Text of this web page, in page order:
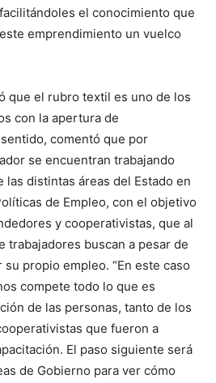
el conocimiento que
emprendimiento un vuelco
que el rubro textil es uno de los
con la apertura de
comentó que por
se encuentran trabajando
distintas áreas del Estado en
de Empleo, con el objetivo
y cooperativistas, que al
trabajadores buscan a pesar de
propio empleo. “En este caso
compete todo lo que es
de las personas, tanto de los
que fueron a
El paso siguiente será
de Gobierno para ver cómo